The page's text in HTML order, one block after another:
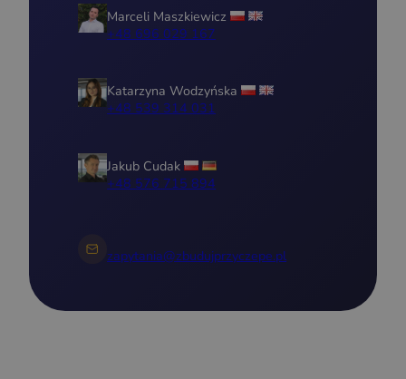
Marceli Maszkiewicz
+48 696 029 167
Katarzyna Wodzyńska
+48 539 314 031
Jakub Cudak
+48 576 715 894
zapytania@zbudujprzyczepe.pl